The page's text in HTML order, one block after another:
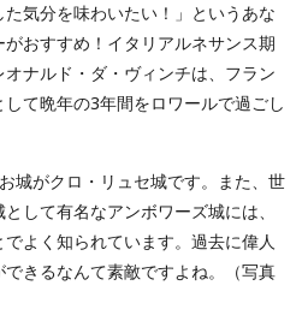
気分を味わいたい！」というあな
おすすめ！イタリアルネサンス期
ナルド・ダ・ヴィンチは、フラン
て晩年の3年間をロワールで過ごし
城がクロ・リュセ城です。また、世
して有名なアンボワーズ城には、
よく知られています。過去に偉人
きるなんて素敵ですよね。（写真